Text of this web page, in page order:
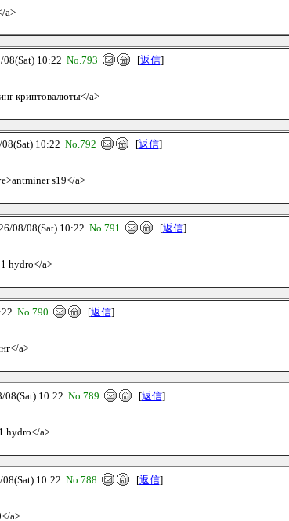
a>
10:22 No.793 [返信]
криптовалюты</a>
10:22 No.792 [返信]
s19</a>
08/08(Sat) 10:22 No.791 [返信]
hydro</a>
No.790 [返信]
a>
10:22 No.789 [返信]
hydro</a>
10:22 No.788 [返信]
a>